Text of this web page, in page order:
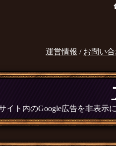
運営情報 / お問い
イト内のGoogle広告を非表示